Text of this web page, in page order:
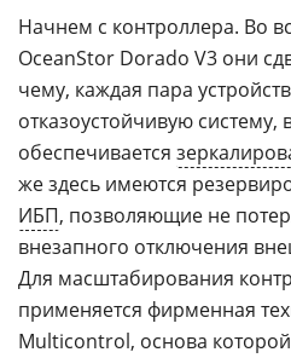
Начнем с контроллера. Во
OceanStor Dorado V3 они
чему, каждая пара
отказоустойчивую систему,
обеспечивается
же здесь имеются
ИБП, позволяющие не
внезапного отключения
Для масштабирования
применяется фирменная
Multicontrol, основа